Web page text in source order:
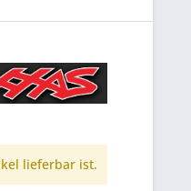
lieferbar ist.